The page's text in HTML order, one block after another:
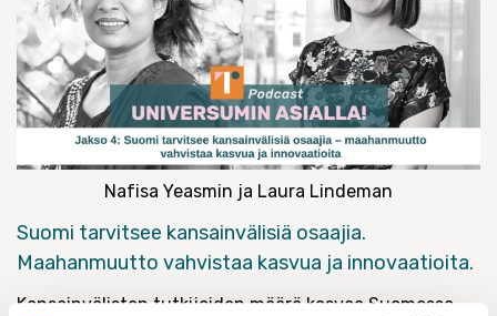
Nafisa Yeasmin ja Laura Lindeman
Suomi tarvitsee kansainvälisiä osaajia.
Maahanmuutto vahvistaa kasvua ja innovaatioita.
Kansainvälisten tutkijoiden määrä kasvaa Suomessa